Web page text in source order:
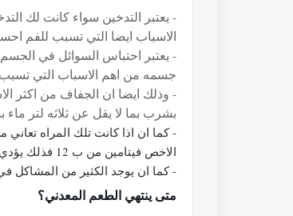
- يعتبر التدخين سواء كانت لك
الاسباب ايضا التي تسبب للفم
- يعتبر احتباس السوائل في
جسمه من اهم الاسباب التي
- وذلك ايضا ان الجفاف من اكثر
بشرب بما لا يقل عن ثلاثه لتر
- كما ان اذا كانت تلك المراه
الاخص فيتامين من ب 12 فذلك يؤدي الى الشعور بمراره في الفم.
- كما ان يوجد الكثير من المشاكل
متى ينتهي الطعم المعدني؟